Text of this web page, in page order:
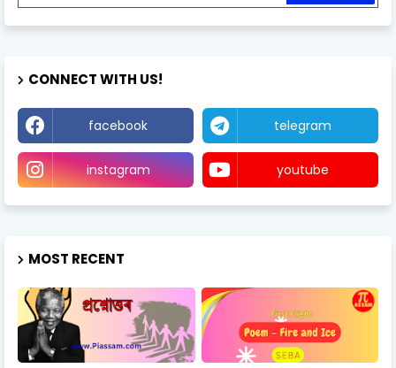
CONNECT WITH US!
facebook telegram
instagram youtube
MOST RECENT